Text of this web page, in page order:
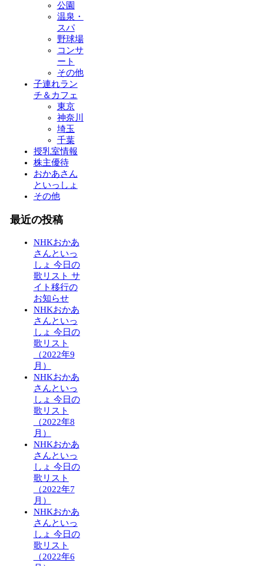
公園
温泉・
スパ
野球場
コンサ
ート
その他
子連れラン
チ＆カフェ
東京
神奈川
埼玉
千葉
授乳室情報
株主優待
おかあさん
といっしょ
その他
最近の投稿
NHKおかあ
さんといっ
しょ 今日の
歌リスト サ
イト移行の
お知らせ
NHKおかあ
さんといっ
しょ 今日の
歌リスト
（2022年9
月）
NHKおかあ
さんといっ
しょ 今日の
歌リスト
（2022年8
月）
NHKおかあ
さんといっ
しょ 今日の
歌リスト
（2022年7
月）
NHKおかあ
さんといっ
しょ 今日の
歌リスト
（2022年6